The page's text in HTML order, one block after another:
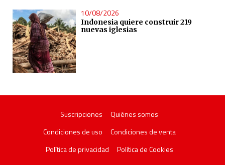
10/08/2026
Indonesia quiere construir 219
nuevas iglesias
Suscripciones
Quiénes somos
Condiciones de uso
Condiciones de venta
Política de privacidad
Política de Cookies